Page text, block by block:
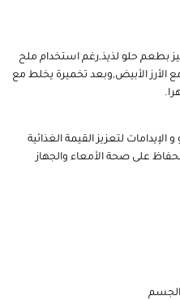
بطعم حلو لذيذ,رغم استخدام ملح
الأرز الأبيض,وبعد تخميرة يخلط مع
لتعزيز القيمة الغذائية
على صحة الأمعاء والجهاز